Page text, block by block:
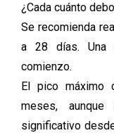
¿Cada cuánto
Se recomienda
a 28 días. Una
comienzo.
El pico máximo
meses,
significativo